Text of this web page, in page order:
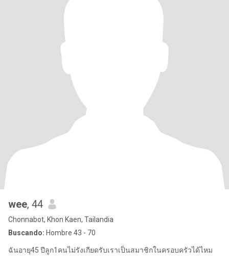
wee, 44
Chonnabot, Khon Kaen, Tailandia
Buscando: Hombre 43 - 70
ฉันอายุ45 ปีลูก1คนไม่รังเกียดรับเราเป็นสมาชิกในครอบครัวได้ไหม